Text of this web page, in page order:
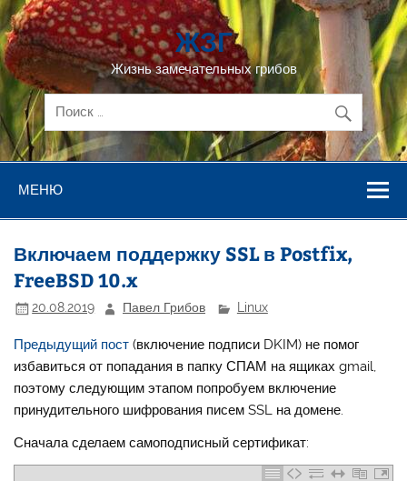
Перейти
к
содержимому
ЖЗГ
Жизнь замечательных грибов
МЕНЮ
Включаем поддержку SSL в Postfix,
FreeBSD 10.x
20.08.2019 Павел Грибов Linux
Предыдущий пост (включение подписи DKIM) не помог
избавиться от попадания в папку СПАМ на ящиках gmail,
поэтому следующим этапом попробуем включение
принудительного шифрования писем SSL на домене.
Сначала сделаем самоподписный сертификат: